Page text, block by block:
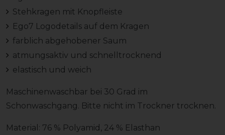
Stehkragen mit Knopfleiste
Ego7 Logodetails auf dem Kragen
farblich abgehobener Saum
atmungsaktiv und schnelltrocknend
elastisch und weich
Maschinenwaschbar bei 30 Grad im
Schonwaschgang. Bitte nicht im Trockner trocknen.
Material: 76 % Polyamid, 24 % Elasthan